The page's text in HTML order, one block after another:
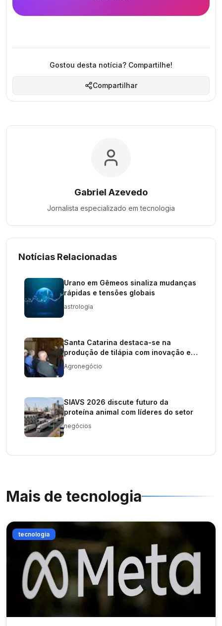
Gostou desta notícia? Compartilhe!
Compartilhar
Gabriel Azevedo
Jornalista especializado emtecnologia
Notícias Relacionadas
Urano em Gêmeos sinaliza mudanças
rápidas e tensões globais
astrologia
Santa Catarina destaca-se na
produção de tilápia com inovação e
colaboração
Agronegócio
SIAVS 2026 discute futuro da
proteína animal com líderes do setor
negócios
Mais de tecnologia
tecnologia